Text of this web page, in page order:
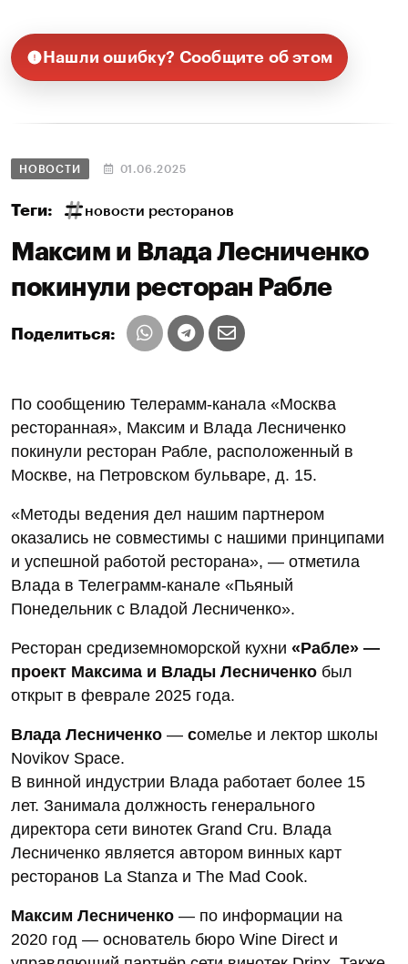
Нашли ошибку? Сообщите об этом
НОВОСТИ 01.06.2025
Теги: новости ресторанов
Максим и Влада Лесниченко
покинули ресторан Рабле
Поделиться:
По сообщению Телерамм-канала «Москва
ресторанная», Максим и Влада Лесниченко
покинули ресторан Рабле, расположенный в
Москве, на Петровском бульваре, д. 15.
«Методы ведения дел нашим партнером
оказались не совместимы с нашими принципами
и успешной работой ресторана», — отметила
Влада в Телеграмм-канале «Пьяный
Понедельник с Владой Лесниченко».
Ресторан средиземноморской кухни «Рабле» —
проект Максима и Влады Лесниченко был
открыт в феврале 2025 года.
Влада Лесниченко — сомелье и лектор школы
Novikov Space.
В винной индустрии Влада работает более 15
лет. Занимала должность генерального
директора сети винотек Grand Cru. Влада
Лесниченко является автором винных карт
ресторанов La Stanza и The Mad Cook.
Максим Лесниченко — по информации на
2020 год — основатель бюро Wine Direct и